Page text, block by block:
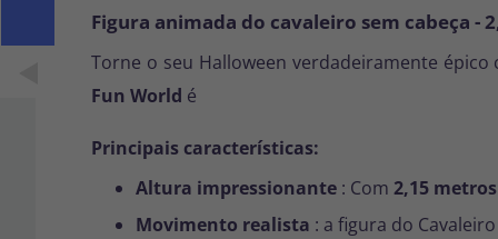
Figura animada do cavaleiro sem cabeça -
Torne o seu Halloween verdadeiramente épico
Fun World é
Principais características:
Altura impressionante : Com 2,15 metros
Movimento realista : a figura do